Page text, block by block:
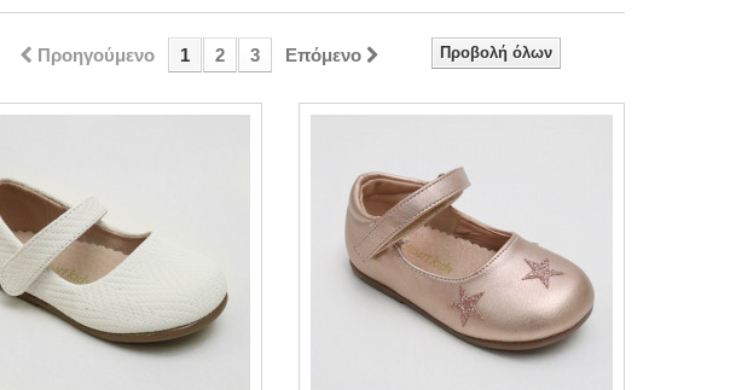
Προβολή όλων
Προηγούμενο 1 2 3 Επόμενο